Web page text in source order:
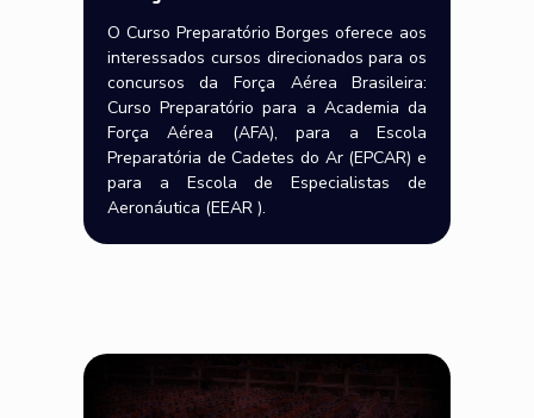
O Curso Preparatório Borges oferece aos
interessados cursos direcionados para os
concursos da Força Aérea Brasileira:
Curso Preparatório para a Academia da
Força Aérea (AFA), para a Escola
Preparatória de Cadetes do Ar (EPCAR) e
para a Escola de Especialistas de
Aeronáutica (EEAR ).